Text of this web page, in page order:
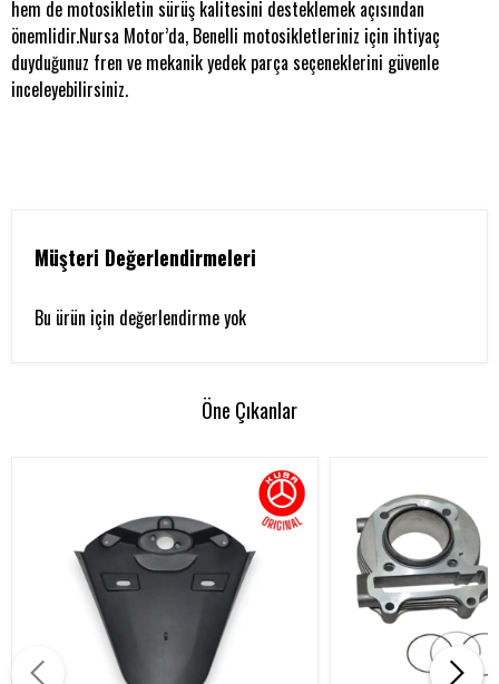
hem de motosikletin sürüş kalitesini desteklemek açısından
önemlidir.Nursa Motor’da, Benelli motosikletleriniz için ihtiyaç
duyduğunuz fren ve mekanik yedek parça seçeneklerini güvenle
inceleyebilirsiniz.
Müşteri Değerlendirmeleri
Bu ürün için değerlendirme yok
Öne Çıkanlar